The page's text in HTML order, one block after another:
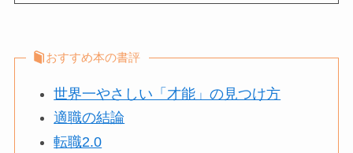
おすすめ本の書評
世界一やさしい「才能」の見つけ方
適職の結論
転職2.0